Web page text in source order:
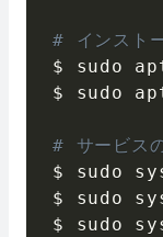
# インスト
$ sudo
$ sudo
# サービス
$ sudo
$ sudo
$ sudo